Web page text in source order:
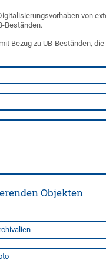
von
Beständen.
Bezug zu UB-Beständen,
Objekten